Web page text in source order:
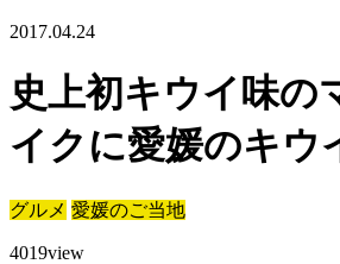
2017.04.24
史上初キウイ味の
イクに愛媛のキウ
グルメ 愛媛のご当地
4019view